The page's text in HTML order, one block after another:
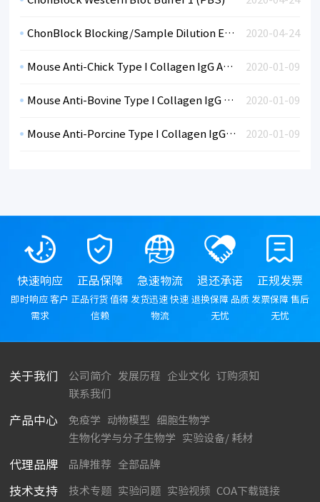
2020-04-24
ChonBlock Blocking/Sample Dilution ELISA Buffer Chondrex ELISA封闭/样本稀释液
2020-01-09
Mouse Anti-Chick Type I Collagen IgG Antibody Assay Kit, OPD
2020-01-09
Mouse Anti-Bovine Type I Collagen IgG Antibody Assay Kit, OPD
2020-01-09
Mouse Anti-Porcine Type I Collagen IgG Antibody Assay Kit, OPD
快速响应
即时响应 客户
需求
正品保障
正品行货 值得
信赖
急速物流
发货迅速 快速
物流
退还承诺
退换保障 品质
无忧
正规发票
发票保障 售后
无忧
关于我们 公司简介 发展历程 企业文化
订购须知
联系我们
产品中心 免疫学 动物模型
细胞生物学
生物化学与分子生物学
实验设备/ 耗材
代理品牌 品牌推荐 全部品牌
技术支持 技术专题 实验问题 实验视频 COA下载链接